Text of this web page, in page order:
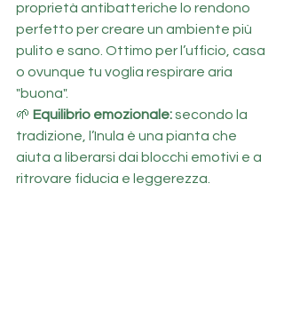
proprietà antibatteriche lo rendono
perfetto per creare un ambiente più
pulito e sano. Ottimo per l’ufficio, casa
o ovunque tu voglia respirare aria
"buona".
🌱 Equilibrio emozionale: secondo la
tradizione, l’Inula è una pianta che
aiuta a liberarsi dai blocchi emotivi e a
ritrovare fiducia e leggerezza.